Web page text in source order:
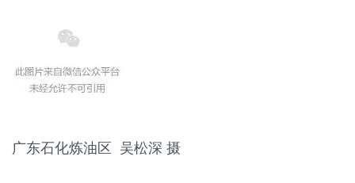
广东石化炼油区 吴松深 摄